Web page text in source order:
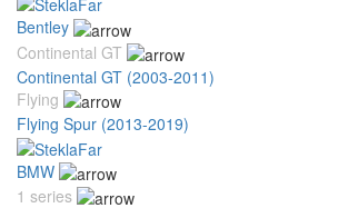
Bentley
Continental GT
Continental GT (2003-2011)
Flying
Flying Spur (2013-2019)
BMW
1 series